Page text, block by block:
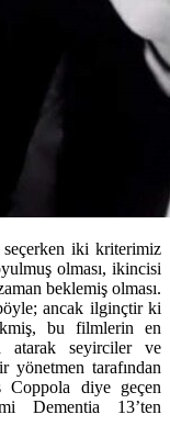
seçerken iki kriterimiz
olması, ikincisi
beklemiş olması.
ancak ilginçtir ki
bu filmlerin en
atarak seyirciler ve
yönetmen tarafından
Coppola diye geçen
Dementia 13’ten